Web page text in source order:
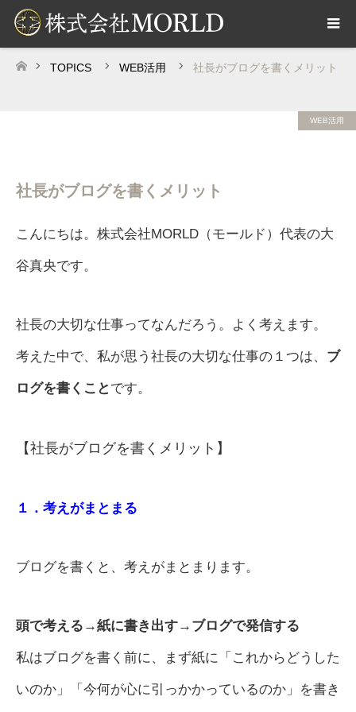
ホーム
TOPICS WEB活用 社長がブログを書くメリット
WEB活用
社長がブログを書くメリット
こんにちは。株式会社MORLD（モールド）代表の大
谷真央です。
社長の大切な仕事ってなんだろう。よく考えます。
考えた中で、私が思う社長の大切な仕事の１つは、 ブ
ログを書くこと です。
【社長がブログを書くメリット】
１．考えがまとまる
ブログを書くと、考えがまとまります。
頭で考える→紙に書き出す→ブログで発信する
私はブログを書く前に、まず紙に「これからどうした
いのか」「今何が心に引っかかっているのか」を書き